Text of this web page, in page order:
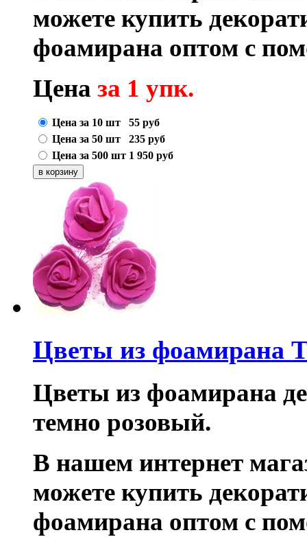
можете купить
фоамирана оптом с
Цена за 1 упк.
Цена за 10 шт 55 руб
Цена за 50 шт
235 руб
Цена за 500 шт 1 950 руб
Цветы из фоамирана
Цветы из фоамирана
темно розовый.
В нашем интернет
можете купить
фоамирана оптом с